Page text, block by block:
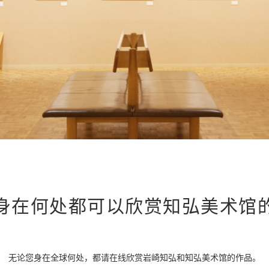
在何处都可以欣赏知弘美术馆
无论您身在全球何处，都请在线欣赏岩崎知弘和知弘美术馆的作品。